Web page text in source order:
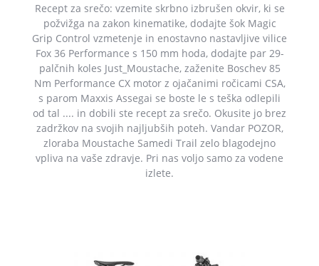
Recept za srečo: vzemite skrbno izbrušen okvir, ki se
požvižga na zakon kinematike, dodajte šok Magic
Grip Control vzmetenje in enostavno nastavljive vilice
Fox 36 Performance s 150 mm hoda, dodajte par 29-
palčnih koles Just_Moustache, zaženite Boschev 85
Nm Performance CX motor z ojačanimi ročicami CSA,
s parom Maxxis Assegai se boste le s teška odlepili
od tal .... in dobili ste recept za srečo. Okusite jo brez
zadržkov na svojih najljubših poteh. Vandar POZOR,
zloraba Moustache Samedi Trail zelo blagodejno
vpliva na vaše zdravje. Pri nas voljo samo za vodene
izlete.